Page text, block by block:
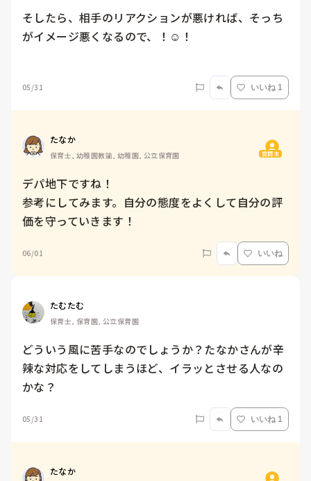
そしたら、相手のリアクションが悪ければ、そっち
がイメージ悪くなるので、！☺️！
05/31 いいね 1
たなか
保育士, 幼稚園教諭, 幼稚園, 公立保育園 質問主
デパ地下ですね！
参考にしてみます。自分の態度をよくして自分の評
価を守っていきます！
06/01 いいね
たむたむ
保育士, 保育園, 公立保育園
どういう風に苦手なのでしょうか？たなかさんが辛
辣な対応をしてしまうほど、イラッとさせる人なの
かな？
05/31 いいね 1
たなか